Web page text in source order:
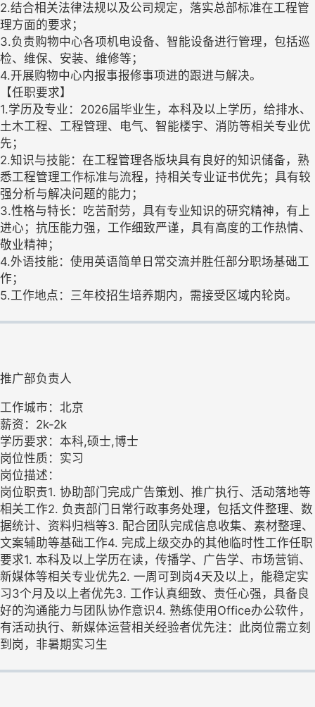
2.结合相关法律法规以及公司规定，落实总部标准在工程管
理方面的要求；
3.负责购物中心各项机电设备、智能设备进行管理，包括巡
检、维保、安装、维修等；
4.开展购物中心内报事报修事项进的跟进与解决。
【任职要求】
1.学历及专业：2026届毕业生，本科及以上学历，给排水、
土木工程、工程管理、电气、智能楼宇、消防等相关专业优
先；
2.知识与技能：在工程管理各版块具有良好的知识储备，熟
悉工程管理工作标准与流程，持相关专业证书优先；具有较
强分析与解决问题的能力；
3.性格与特长：吃苦耐劳，具有专业知识的研究精神，有上
进心；抗压能力强，工作细致严谨，具有高度的工作热情、
敬业精神；
4.外语技能：使用英语简单日常交流并胜任部分职场基础工
作；
5.工作地点：三年校招生培养期内，需接受区域内轮岗。
推广部负责人
工作城市：北京
薪资：2k-2k
学历要求：本科,硕士,博士
岗位性质：实习
岗位描述：
岗位职责1. 协助部门完成广告策划、推广执行、活动落地等
相关工作2. 负责部门日常行政事务处理，包括文件整理、数
据统计、资料归档等3. 配合团队完成信息收集、素材整理、
文案辅助等基础工作4. 完成上级交办的其他临时性工作任职
要求1. 本科及以上学历在读，传播学、广告学、市场营销、
新媒体等相关专业优先2. 一周可到岗4天及以上，能稳定实
习3个月及以上者优先3. 工作认真细致、责任心强，具备良
好的沟通能力与团队协作意识4. 熟练使用Office办公软件，
有活动执行、新媒体运营相关经验者优先注：此岗位需立刻
到岗，非暑期实习生